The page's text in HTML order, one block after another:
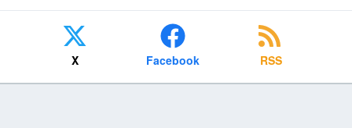
X Facebook RSS